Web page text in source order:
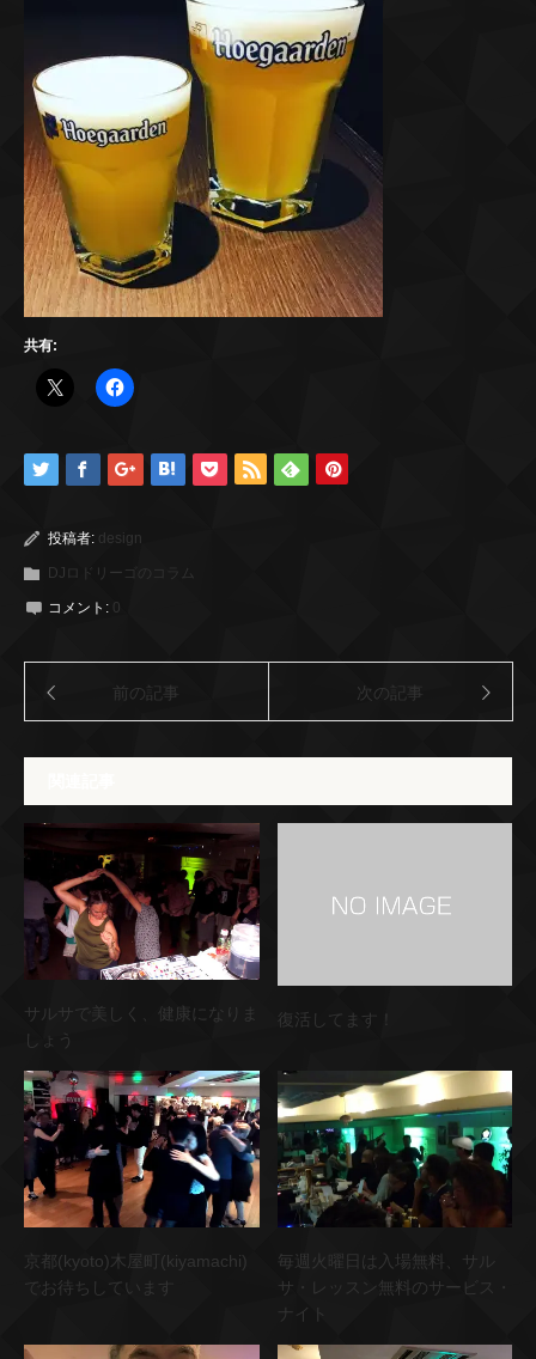
共有:
投稿者: design
DJロドリーゴのコラム
コメント: 0
前の記事 次の記事
サルサで美しく、健康になりま
しょう
復活してます！
京都(kyoto)木屋町(kiyamachi)
でお待ちしています
毎週火曜日は入場無料、サル
サ・レッスン無料のサービス・
ナイト